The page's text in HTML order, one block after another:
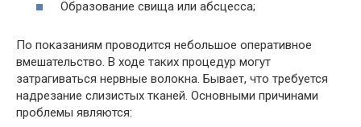
Образование свища или абсцесса;
По показаниям проводится небольшое оперативное
вмешательство. В ходе таких процедур могут
затрагиваться нервные волокна. Бывает, что требуется
надрезание слизистых тканей. Основными причинами
проблемы являются: